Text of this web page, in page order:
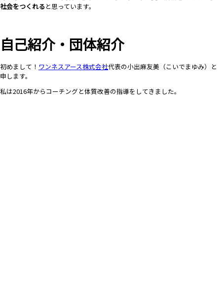
社会をつくれる と思っています。
自己紹介・団体紹介
初めまして！ ワンネスアース株式会社代表の小出麻友美（こいでまゆみ）と
申します。
私は2016年からコーチングと体質改善の指導をしてきました。